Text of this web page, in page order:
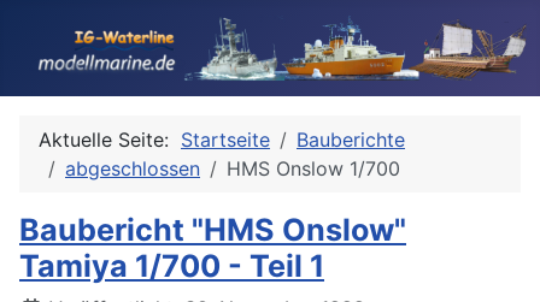
Aktuelle Seite: Startseite
Bauberichte
abgeschlossen
HMS Onslow 1/700
Baubericht "HMS Onslow"
Tamiya 1/700 - Teil 1